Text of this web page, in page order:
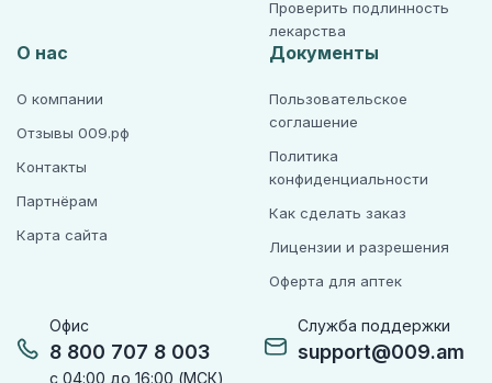
Офис
8 800 707 8 003
с 04:00 до 16:00 (МСК)
Служба поддержки
support@009.am
Проверить подлинность
лекарства
О нас
О компании
Отзывы 009.рф
Контакты
Партнёрам
Карта сайта
Документы
Пользовательское
соглашение
Политика
конфиденциальности
Как сделать заказ
Лицензии и разрешения
Оферта для аптек